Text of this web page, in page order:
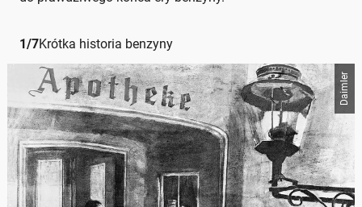
1/7Krótka historia benzyny
Daimler